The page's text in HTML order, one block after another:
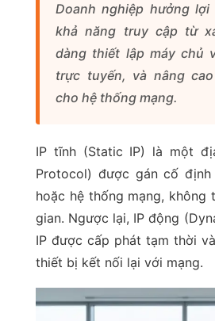
Doanh nghiệp hưởng
khả năng truy cập từ
dàng thiết lập máy chủ
trực tuyến, và nâng
cho hệ thống mạng.
IP tĩnh (Static IP) là một
Protocol) được gán cố
hoặc hệ thống mạng, không
gian. Ngược lại, IP động
IP được cấp phát tạm thời
thiết bị kết nối lại với mạng.